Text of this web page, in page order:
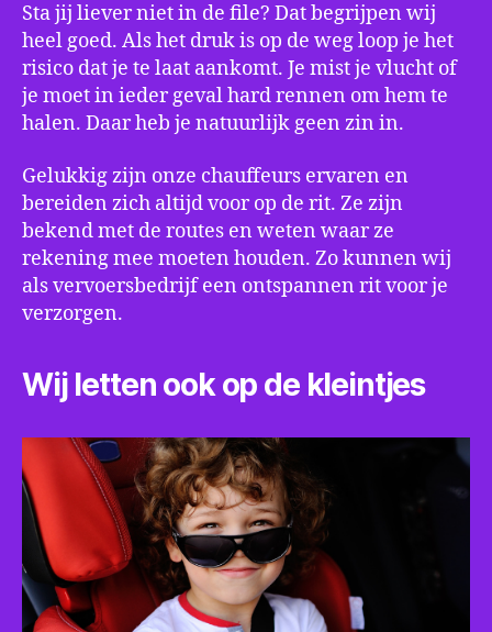
Sta jij liever niet in de file? Dat begrijpen wij
heel goed. Als het druk is op de weg loop je het
risico dat je te laat aankomt. Je mist je vlucht of
je moet in ieder geval hard rennen om hem te
halen. Daar heb je natuurlijk geen zin in.
Gelukkig zijn onze chauffeurs ervaren en
bereiden zich altijd voor op de rit. Ze zijn
bekend met de routes en weten waar ze
rekening mee moeten houden. Zo kunnen wij
als vervoersbedrijf een ontspannen rit voor je
verzorgen.
Wij letten ook op de kleintjes